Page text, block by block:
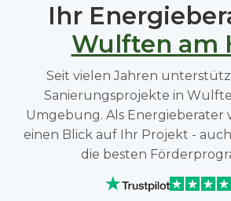
Ihr
Wulften am
Seit vielen Jahren
Sanierungsprojekte in
Umgebung. Als Energieberater
einen Blick auf Ihr Projekt -
die besten